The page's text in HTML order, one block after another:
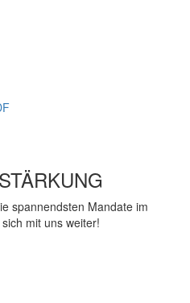
spannendsten Mandate im
mit uns weiter!